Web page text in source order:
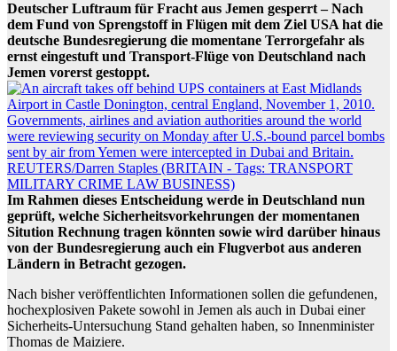
Deutscher Luftraum für Fracht aus Jemen gesperrt – Nach
dem Fund von Sprengstoff in Flügen mit dem Ziel USA hat die
deutsche Bundesregierung die momentane Terrorgefahr als
ernst eingestuft und Transport-Flüge von Deutschland nach
Jemen vorerst gestoppt.
Im Rahmen dieses Entscheidung werde in Deutschland nun
geprüft, welche Sicherheitsvorkehrungen der momentanen
Sitution Rechnung tragen könnten sowie wird darüber hinaus
von der Bundesregierung auch ein Flugverbot aus anderen
Ländern in Betracht gezogen.
Nach bisher veröffentlichten Informationen sollen die gefundenen,
hochexplosiven Pakete sowohl in Jemen als auch in Dubai einer
Sicherheits-Untersuchung Stand gehalten haben, so Innenminister
Thomas de Maiziere.